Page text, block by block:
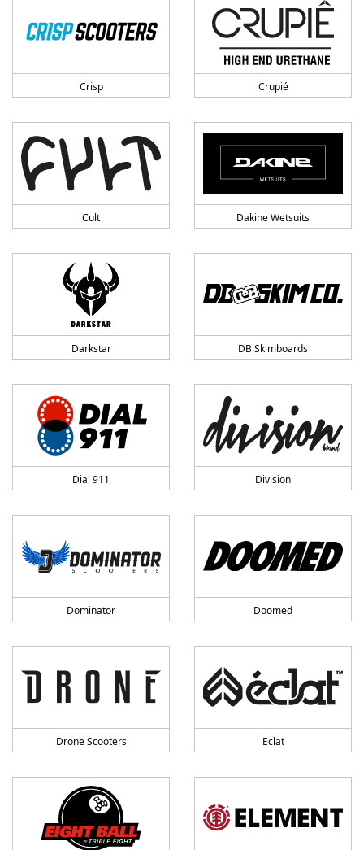
Crisp Crupié
Cult Dakine Wetsuits
Darkstar DB Skimboards
Dial 911 Division
Dominator Doomed
Drone Scooters Eclat